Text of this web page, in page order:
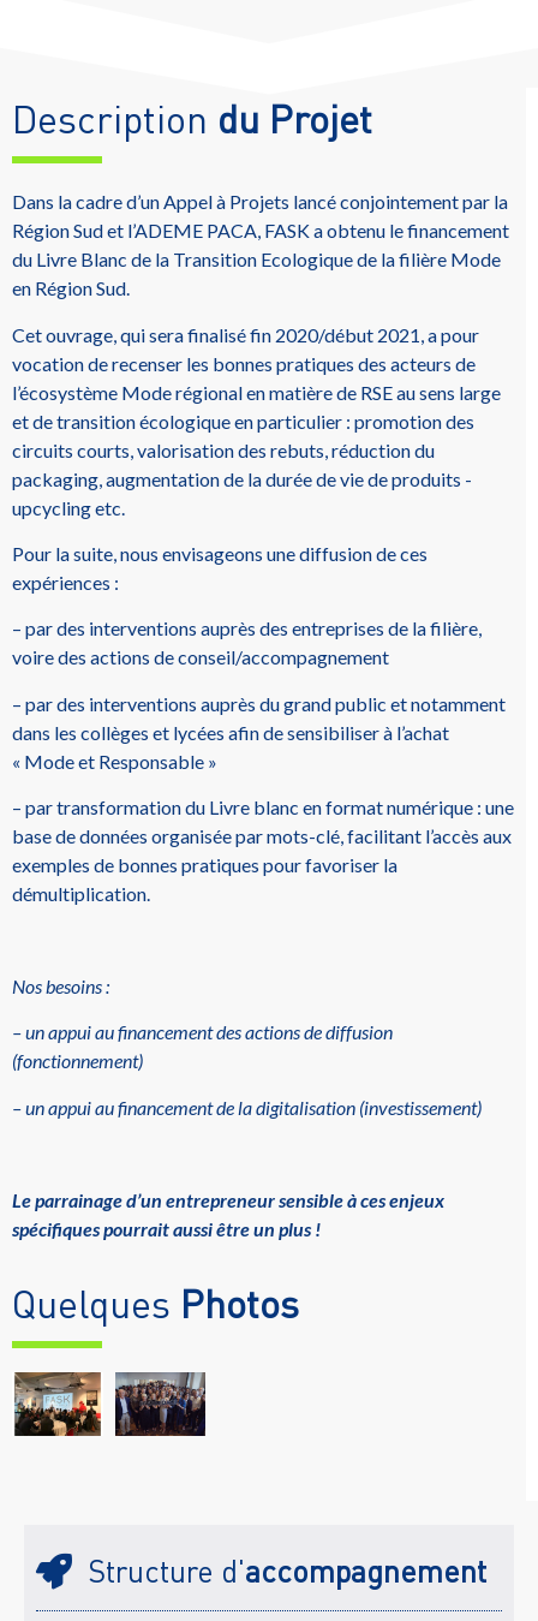
Description du Projet
Dans la cadre d’un Appel à Projets lancé conjointement par la
Région Sud et l’ADEME PACA, FASK a obtenu le financement
du Livre Blanc de la Transition Ecologique de la filière Mode
en Région Sud.
Cet ouvrage, qui sera finalisé fin 2020/début 2021, a pour
vocation de recenser les bonnes pratiques des acteurs de
l’écosystème Mode régional en matière de RSE au sens large
et de transition écologique en particulier : promotion des
circuits courts, valorisation des rebuts, réduction du
packaging, augmentation de la durée de vie de produits -
upcycling etc.
Pour la suite, nous envisageons une diffusion de ces
expériences :
– par des interventions auprès des entreprises de la filière,
voire des actions de conseil/accompagnement
– par des interventions auprès du grand public et notamment
dans les collèges et lycées afin de sensibiliser à l’achat
« Mode et Responsable »
– par transformation du Livre blanc en format numérique : une
base de données organisée par mots-clé, facilitant l’accès aux
exemples de bonnes pratiques pour favoriser la
démultiplication.
Nos besoins :
– un appui au financement des actions de diffusion
(fonctionnement)
– un appui au financement de la digitalisation (investissement)
Le parrainage d’un entrepreneur sensible à ces enjeux
spécifiques pourrait aussi être un plus !
Quelques Photos
Structure d'accompagnement